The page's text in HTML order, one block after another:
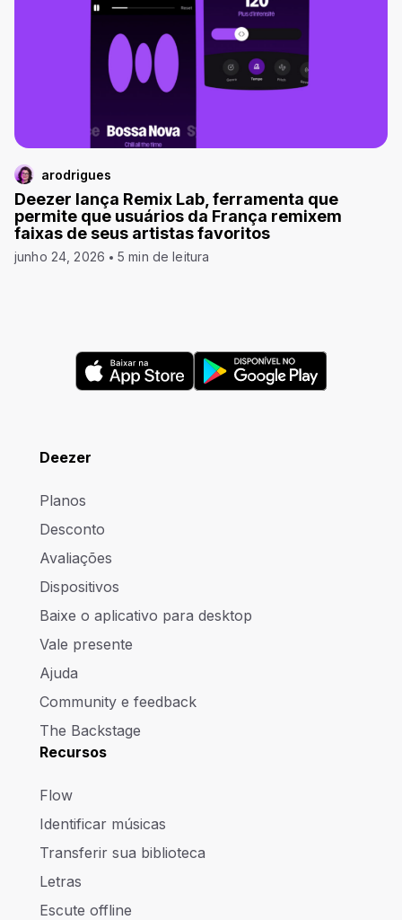
arodrigues
Deezer lança Remix Lab, ferramenta que
permite que usuários da França remixem
faixas de seus artistas favoritos
junho 24, 2026 5 min de leitura
Deezer
Planos
Desconto
Avaliações
Dispositivos
Baixe o aplicativo para desktop
Vale presente
Ajuda
Community e feedback
The Backstage
Recursos
Flow
Identificar músicas
Transferir sua biblioteca
Letras
Escute offline